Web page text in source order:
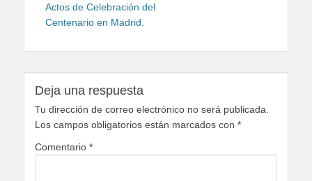
de
entradas
post:
Actos de Celebración del
Centenario en Madrid.
Deja una respuesta
Tu dirección de correo electrónico no será publicada.
Los campos obligatorios están marcados con *
Comentario *